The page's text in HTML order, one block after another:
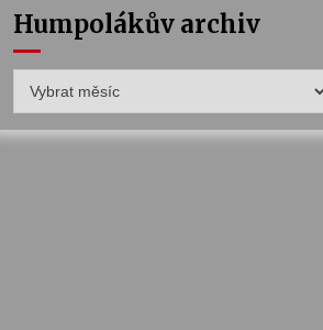
Humpolákův archiv
archiv